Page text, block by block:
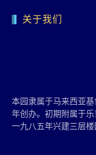
关于我们
本园隶属于马来西亚
年创办。初期附属于
一九八五年兴建三层楼